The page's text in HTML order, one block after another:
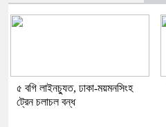
৫ বগি লাইনচ্যুত, ঢাকা-ময়মনসিংহ
ট্রেন চলাচল বন্ধ